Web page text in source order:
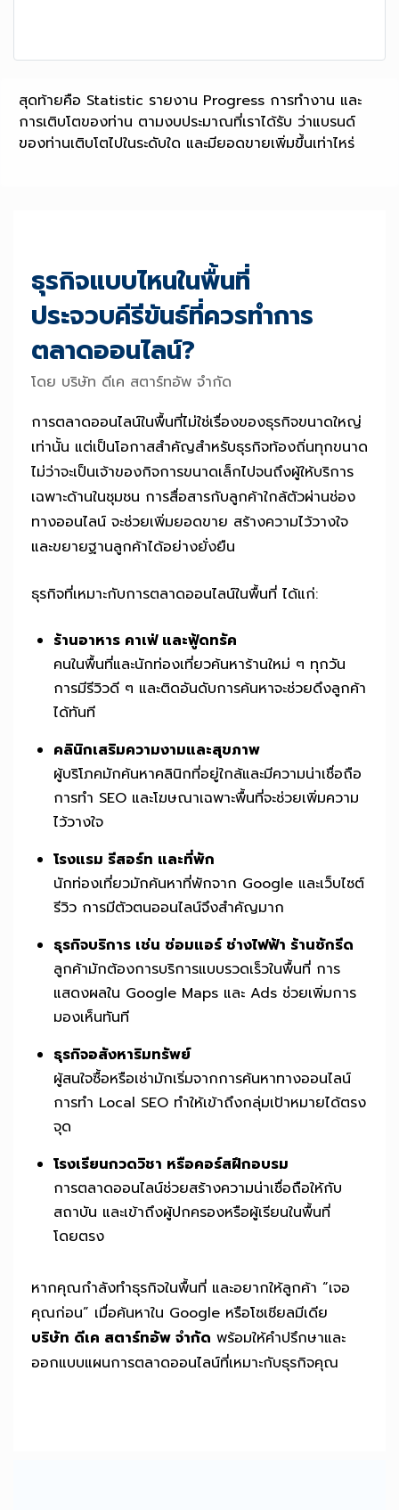
สุดท้ายคือ Statistic รายงาน Progress การทำงาน และ
การเติบโตของท่าน ตามงบประมาณที่เราได้รับ ว่าแบรนด์
ของท่านเติบโตไปในระดับใด และมียอดขายเพิ่มขึ้นเท่าไหร่
ธุรกิจแบบไหนในพื้นที่
ประจวบคีรีขันธ์ที่ควรทำการ
ตลาดออนไลน์?
โดย บริษัท ดีเค สตาร์ทอัพ จำกัด
การตลาดออนไลน์ในพื้นที่ไม่ใช่เรื่องของธุรกิจขนาดใหญ่
เท่านั้น แต่เป็นโอกาสสำคัญสำหรับธุรกิจท้องถิ่นทุกขนาด
ไม่ว่าจะเป็นเจ้าของกิจการขนาดเล็กไปจนถึงผู้ให้บริการ
เฉพาะด้านในชุมชน การสื่อสารกับลูกค้าใกล้ตัวผ่านช่อง
ทางออนไลน์ จะช่วยเพิ่มยอดขาย สร้างความไว้วางใจ
และขยายฐานลูกค้าได้อย่างยั่งยืน
ธุรกิจที่เหมาะกับการตลาดออนไลน์ในพื้นที่ ได้แก่:
ร้านอาหาร คาเฟ่ และฟู้ดทรัค
คนในพื้นที่และนักท่องเที่ยวค้นหาร้านใหม่ ๆ ทุกวัน
การมีรีวิวดี ๆ และติดอันดับการค้นหาจะช่วยดึงลูกค้า
ได้ทันที
คลินิกเสริมความงามและสุขภาพ
ผู้บริโภคมักค้นหาคลินิกที่อยู่ใกล้และมีความน่าเชื่อถือ
การทำ SEO และโฆษณาเฉพาะพื้นที่จะช่วยเพิ่มความ
ไว้วางใจ
โรงแรม รีสอร์ท และที่พัก
นักท่องเที่ยวมักค้นหาที่พักจาก Google และเว็บไซต์
รีวิว การมีตัวตนออนไลน์จึงสำคัญมาก
ธุรกิจบริการ เช่น ซ่อมแอร์ ช่างไฟฟ้า ร้านซักรีด
ลูกค้ามักต้องการบริการแบบรวดเร็วในพื้นที่ การ
แสดงผลใน Google Maps และ Ads ช่วยเพิ่มการ
มองเห็นทันที
ธุรกิจอสังหาริมทรัพย์
ผู้สนใจซื้อหรือเช่ามักเริ่มจากการค้นหาทางออนไลน์
การทำ Local SEO ทำให้เข้าถึงกลุ่มเป้าหมายได้ตรง
จุด
โรงเรียนกวดวิชา หรือคอร์สฝึกอบรม
การตลาดออนไลน์ช่วยสร้างความน่าเชื่อถือให้กับ
สถาบัน และเข้าถึงผู้ปกครองหรือผู้เรียนในพื้นที่
โดยตรง
หากคุณกำลังทำธุรกิจในพื้นที่ และอยากให้ลูกค้า “เจอ
คุณก่อน” เมื่อค้นหาใน Google หรือโซเชียลมีเดีย
บริษัท ดีเค สตาร์ทอัพ จำกัด พร้อมให้คำปรึกษาและ
ออกแบบแผนการตลาดออนไลน์ที่เหมาะกับธุรกิจคุณ